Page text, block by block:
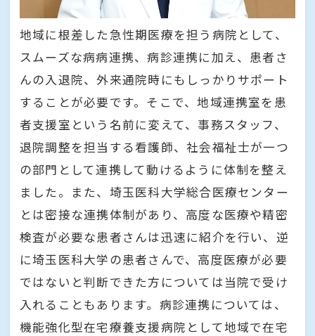
地域に根差した急性期医療を担う病院として、
スムーズな病病連携、病診連携に加え、患者さ
んの入退院、外来通院時にもしっかりサポート
することが必要です。そこで、地域連携室を患
者支援室という名前に変えて、事務スタッフ、
退院調整を担当する看護師、社会福祉士が一つ
の部門として連携して動けるように体制を整え
ました。また、埼玉医科大学総合医療センター
とは密接な連携体制があり、高度な医療や精密
検査が必要な患者さんは迅速に紹介を行い、逆
に埼玉医科大学の患者さんで、高度医療が必要
ではないと判断できた方については当院で受け
入れることもあります。病診連携については、
機能強化型在宅療養支援病院として地域で在宅